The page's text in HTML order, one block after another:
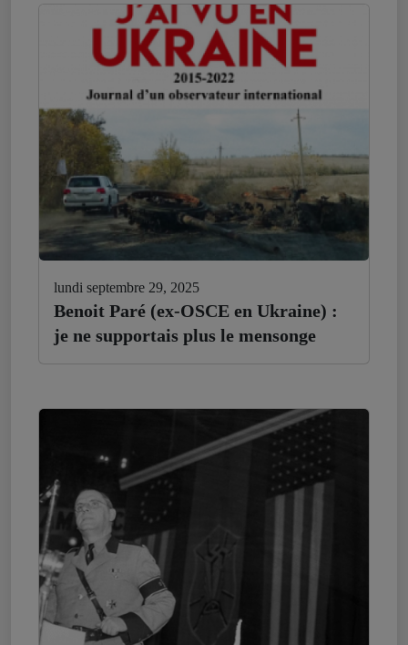
lundi septembre 29, 2025
Benoit Paré (ex-OSCE en Ukraine) :
je ne supportais plus le mensonge